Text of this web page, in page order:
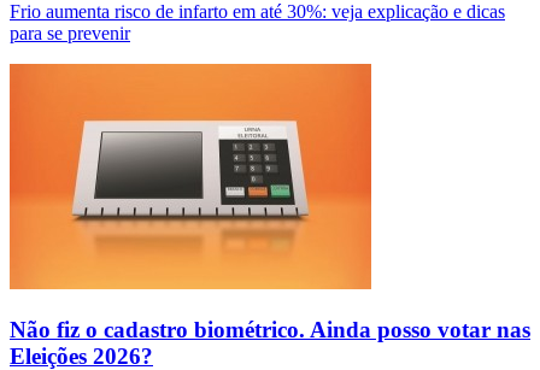
Frio aumenta risco de infarto em até 30%: veja explicação e dicas
para se prevenir
Não fiz o cadastro biométrico. Ainda posso votar nas
Eleições 2026?